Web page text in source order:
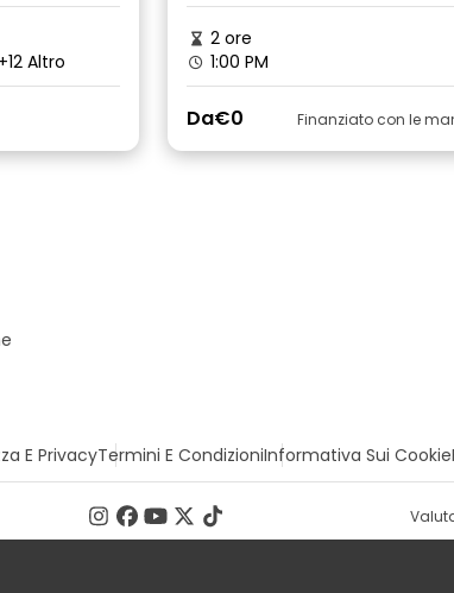
+12 Altro
2 ore
1:00 PM
Da€0 Finanziato con le
E PrivacyTermini E CondizioniInformativa Sui Cookie